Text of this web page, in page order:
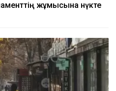
жұмысына нүкте